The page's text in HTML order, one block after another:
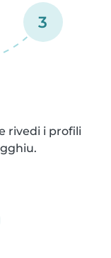
3
rivedi i profili